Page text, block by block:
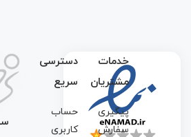
خدمات
مشتریان
پیگیری
سفارش
دسترسی
سریع
حساب
کاربری